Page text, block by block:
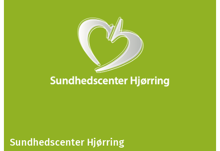
Sundhedscenter Hjørring